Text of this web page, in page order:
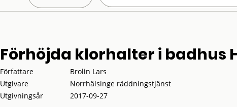
Förhöjda klorhalter i badhus
Författare
Brolin Lars
Utgivare
Norrhälsinge räddningstjänst
Utgivningsår
2017-09-27